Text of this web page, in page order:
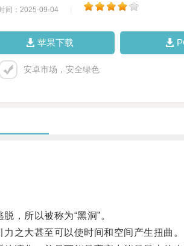
间：2025-09-04
苹果下载
安卓市场，安全绿色
所以被称为“黑洞”。
之大甚至可以使时间和空间产生扭曲。